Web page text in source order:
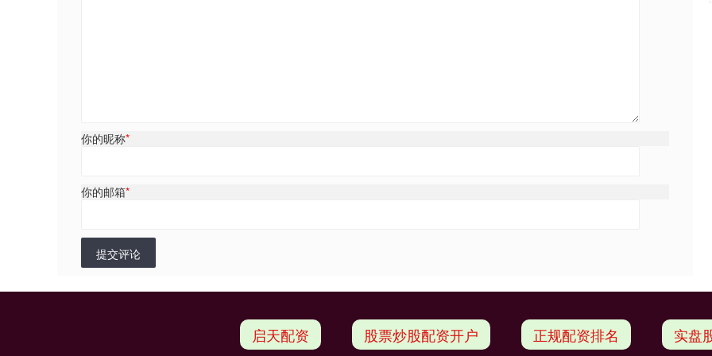
你的昵称*
你的邮箱*
提交评论
启天配资 股票炒股配资开户 正规配资排名 实盘